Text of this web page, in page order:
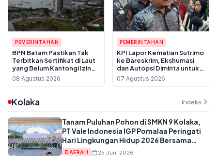
PEMERINTAHAN
BPN Batam Pastikan Tak
Terbitkan Sertifikat di Laut
yang Belum Kantongi Izin
Reklamasi
08 Agustus 2026
PEMERINTAHAN
KPI Lapor Kematian Sutrimo
ke Bareskrim, Ekshumasi
dan Autopsi Diminta untuk
Usut Dugaan Pembunuhan
07 Agustus 2026
Kolaka Indeks
Tanam Puluhan Pohon di SMKN 9 Kolaka,
PT Vale Indonesia IGP Pomalaa Peringati
Hari Lingkungan Hidup 2026 Bersama
Stakeholder
DAERAH 25 Juni 2026